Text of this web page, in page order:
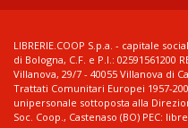
LIBRERIE.COOP S.p.a. - capitale
di Bologna, C.F. e P.I.: 02591561200
Villanova, 29/7 - 40055 Villanova di
Trattati Comunitari Europei 1957-
unipersonale sottoposta alla
Soc. Coop., Castenaso (BO) PEC: